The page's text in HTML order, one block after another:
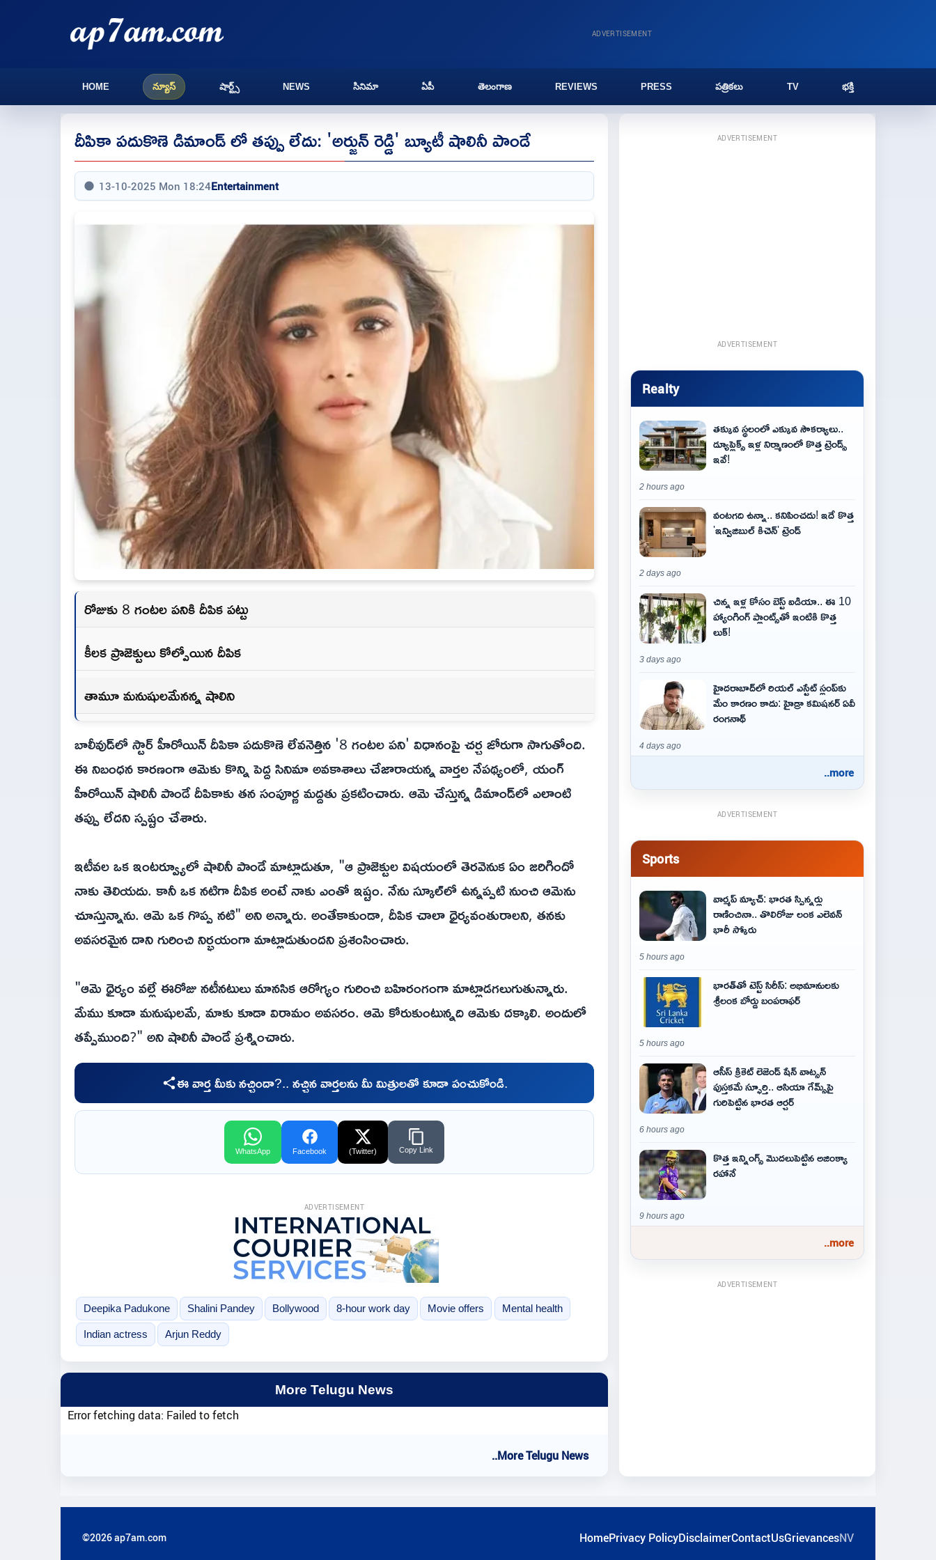
ADVERTISEMENT
HOME న్యూస్ షార్ట్స్ NEWS సినిమా ఏపీ తెలంగాణ REVIEWS PRESS పత్రికలు TV భక్తి
దీపికా పదుకొణె డిమాండ్ లో తప్పు లేదు: 'అర్జున్ రెడ్డి' బ్యూటీ షాలినీ పాండే
13-10-2025 Mon 18:24Entertainment
రోజుకు 8 గంటల పనికి దీపిక పట్టు
కీలక ప్రాజెక్టులు కోల్పోయిన దీపిక
తామూ మనుషులమేనన్న షాలిని
బాలీవుడ్‌లో స్టార్ హీరోయిన్ దీపికా పదుకొణె లేవనెత్తిన '8 గంటల పని' విధానంపై చర్చ జోరుగా సాగుతోంది.
ఈ నిబంధన కారణంగా ఆమెకు కొన్ని పెద్ద సినిమా అవకాశాలు చేజారాయన్న వార్తల నేపథ్యంలో, యంగ్
హీరోయిన్ షాలినీ పాండే దీపికాకు తన సంపూర్ణ మద్దతు ప్రకటించారు. ఆమె చేస్తున్న డిమాండ్‌లో ఎలాంటి
తప్పు లేదని స్పష్టం చేశారు.
ఇటీవల ఒక ఇంటర్వ్యూలో షాలినీ పాండే మాట్లాడుతూ, "ఆ ప్రాజెక్టుల విషయంలో తెరవెనుక ఏం జరిగిందో
నాకు తెలియదు. కానీ ఒక నటిగా దీపిక అంటే నాకు ఎంతో ఇష్టం. నేను స్కూల్‌లో ఉన్నప్పటి నుంచి ఆమెను
చూస్తున్నాను. ఆమె ఒక గొప్ప నటి" అని అన్నారు. అంతేకాకుండా, దీపిక చాలా ధైర్యవంతురాలని, తనకు
అవసరమైన దాని గురించి నిర్భయంగా మాట్లాడుతుందని ప్రశంసించారు.
"ఆమె ధైర్యం వల్లే ఈరోజు నటీనటులు మానసిక ఆరోగ్యం గురించి బహిరంగంగా మాట్లాడగలుగుతున్నారు.
మేము కూడా మనుషులమే, మాకు కూడా విరామం అవసరం. ఆమె కోరుకుంటున్నది ఆమెకు దక్కాలి. అందులో
తప్పేముంది?" అని షాలినీ పాండే ప్రశ్నించారు.
ఈ వార్త మీకు నచ్చిందా?.. నచ్చిన వార్తలను మీ మిత్రులతో కూడా పంచుకోండి.
WhatsApp Facebook (Twitter) Copy Link
ADVERTISEMENT
Deepika Padukone Shalini Pandey Bollywood 8-hour work day Movie offers Mental health
Indian actress Arjun Reddy
More Telugu News
Error fetching data: Failed to fetch
..More Telugu News
ADVERTISEMENT
ADVERTISEMENT
Realty
తక్కువ స్థలంలో ఎక్కువ సౌకర్యాలు..
డ్యూప్లెక్స్ ఇళ్ల నిర్మాణంలో కొత్త ట్రెండ్స్
ఇవే!
2 hours ago
వంటగది ఉన్నా.. కనిపించదు! ఇదే కొత్త
'ఇన్విజిబుల్ కిచెన్' ట్రెండ్
2 days ago
చిన్న ఇళ్ల కోసం బెస్ట్ ఐడియా.. ఈ 10
హ్యాంగింగ్ ప్లాంట్స్‌తో ఇంటికి కొత్త
లుక్!
3 days ago
హైదరాబాద్‌లో రియల్ ఎస్టేట్ స్లంప్‌కు
మేం కారణం కాదు: హైడ్రా కమిషనర్ ఏవీ
రంగనాథ్
4 days ago
..more
ADVERTISEMENT
Sports
వార్మప్ మ్యాచ్: భారత స్పిన్నర్లు
రాణించినా.. తొలిరోజు లంక ఎలెవన్
భారీ స్కోరు
5 hours ago
భారత్‌తో టెస్ట్ సిరీస్: అభిమానులకు
శ్రీలంక బోర్డు బంపరాఫర్
5 hours ago
ఆసీస్ క్రికెట్ లెజెండ్ షేన్ వాట్సన్
పుస్తకమే స్ఫూర్తి.. ఆసియా గేమ్స్‌పై
గురిపెట్టిన భారత ఆర్చర్
6 hours ago
కొత్త ఇన్నింగ్స్ మొదలుపెట్టిన అజింక్యా
రహానే
9 hours ago
..more
ADVERTISEMENT
©2026 ap7am.com HomePrivacy PolicyDisclaimerContactUsGrievancesNV